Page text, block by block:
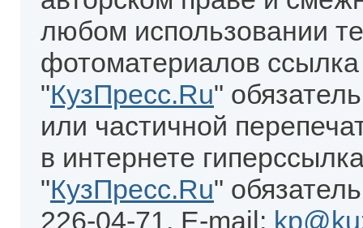
любом использовании
фотоматериалов
"КузПресс.Ru"
или частичной
в интернете
"КузПресс.Ru"
226-04-71. E-mail: